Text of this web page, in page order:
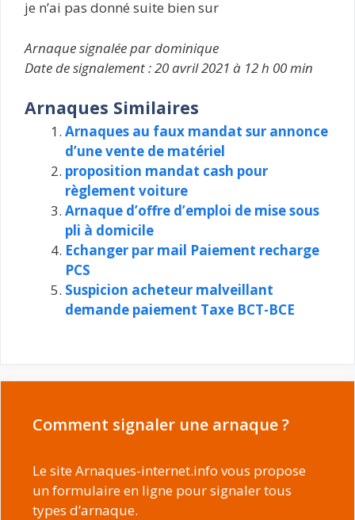
je n’ai pas donné suite bien sur
Arnaque signalée par dominique
Date de signalement : 20 avril 2021 à 12 h 00 min
Arnaques Similaires
Arnaques au faux mandat sur annonce
d’une vente de matériel
proposition mandat cash pour
règlement voiture
Arnaque d’offre d’emploi de mise sous
pli à domicile
Echanger par mail Paiement recharge
PCS
Suspicion acheteur malveillant
demande paiement Taxe BCT-BCE
Comment signaler une arnaque ?
Le site Arnaques-internet.info vous propose
un formulaire en ligne pour signaler tous
types d’arnaque.